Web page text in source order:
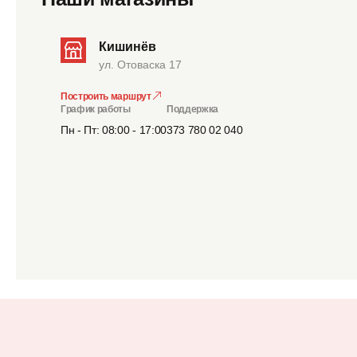
Кишинёв
ул. Отоваска 17
Построить маршрут
График работы
Пн - Пт: 08:00 - 17:00
Поддержка
373 780 02 040